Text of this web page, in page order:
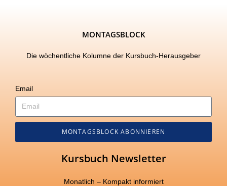
MONTAGSBLOCK
Die wöchentliche Kolumne der Kursbuch-Herausgeber
Email
MONTAGSBLOCK ABONNIEREN
Kursbuch Newsletter
Monatlich – Kompakt informiert